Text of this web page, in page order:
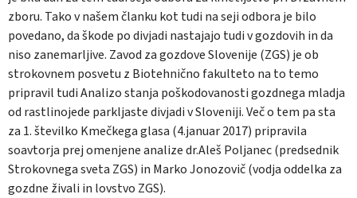
zboru. Tako v našem članku kot tudi na seji odbora je bilo
povedano, da škode po divjadi nastajajo tudi v gozdovih in da
niso zanemarljive. Zavod za gozdove Slovenije (ZGS) je ob
strokovnem posvetu z Biotehnično fakulteto na to temo
pripravil tudi Analizo stanja poškodovanosti gozdnega mladja
od rastlinojede parkljaste divjadi v Sloveniji. Več o tem pa sta
za 1. številko Kmečkega glasa (4.januar 2017) pripravila
soavtorja prej omenjene analize dr.Aleš Poljanec (predsednik
Strokovnega sveta ZGS) in Marko Jonozovič (vodja oddelka za
gozdne živali in lovstvo ZGS).